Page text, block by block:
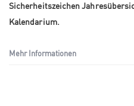
Sicherheitszeichen
Kalendarium.
Mehr Informationen